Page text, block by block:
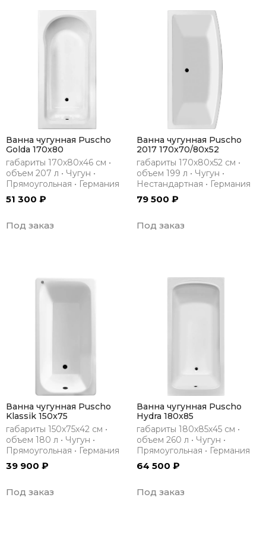
Ванна чугунная Puscho
Golda 170x80
габариты 170х80х46 см •
объем 207 л • Чугун •
Прямоугольная • Германия
51 300 ₽
Под заказ
Ванна чугунная Puscho
2017 170x70/80x52
габариты 170х80х52 см •
объем 199 л • Чугун •
Нестандартная • Германия
79 500 ₽
Под заказ
Ванна чугунная Puscho
Klassik 150x75
габариты 150х75х42 см •
объем 180 л • Чугун •
Прямоугольная • Германия
39 900 ₽
Под заказ
Ванна чугунная Puscho
Hydra 180x85
габариты 180х85х45 см •
объем 260 л • Чугун •
Прямоугольная • Германия
64 500 ₽
Под заказ